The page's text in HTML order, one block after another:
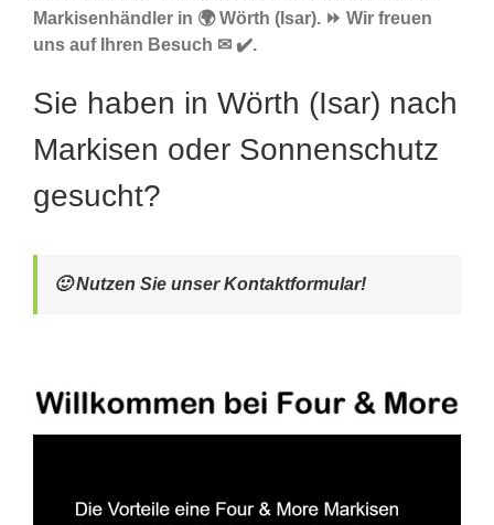
Markisenhändler in 🌍 Wörth (Isar). ⏩ Wir freuen
uns auf Ihren Besuch ✉ ✔️.
Sie haben in Wörth (Isar) nach
Markisen oder Sonnenschutz
gesucht?
🙂 Nutzen Sie unser Kontaktformular!